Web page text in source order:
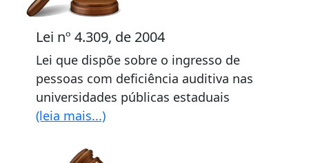
Lei nº 4.309, de 2004
Lei que dispõe sobre o ingresso de
pessoas com deficiência auditiva nas
universidades públicas estaduais
(leia mais...)